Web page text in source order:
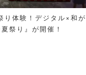
り体験！デジタル×和が
祭り』が開催！